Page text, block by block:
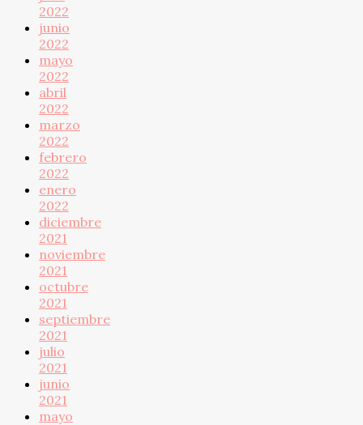
2022
junio
2022
mayo
2022
abril
2022
marzo
2022
febrero
2022
enero
2022
diciembre
2021
noviembre
2021
octubre
2021
septiembre
2021
julio
2021
junio
2021
mayo